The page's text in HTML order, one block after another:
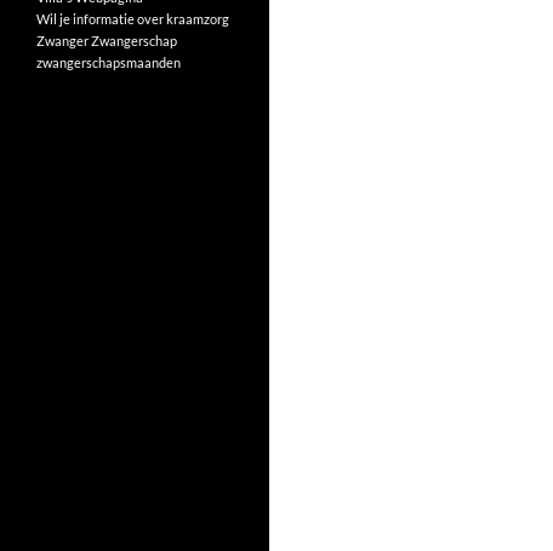
Wil je informatie over kraamzorg
ZwangerZwangerschap
zwangerschapsmaanden